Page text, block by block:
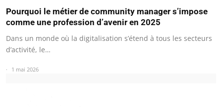
Pourquoi le métier de community manager s’impose
comme une profession d’avenir en 2025
Dans un monde où la digitalisation s’étend à tous les secteurs
d’activité, le…
1 mai 2026